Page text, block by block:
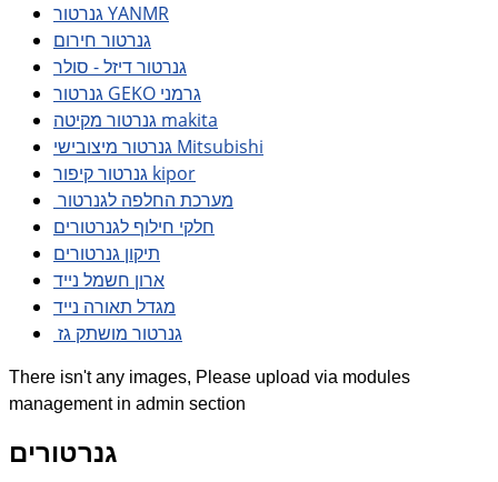
גנרטור YANMR
גנרטור חירום
גנרטור דיזל - סולר
גנרטור GEKO גרמני
גנרטור מקיטה makita
גנרטור מיצובישי Mitsubishi
גנרטור קיפור kipor
מערכת החלפה לגנרטור
חלקי חילוף לגנרטורים
תיקון גנרטורים
ארון חשמל נייד
מגדל תאורה נייד
גנרטור מושתק גז
There isn't any images, Please upload via modules
management in admin section
גנרטורים